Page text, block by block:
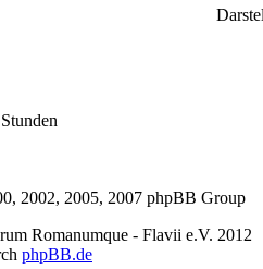
2002, 2005, 2007 phpBB Group
Romanumque - Flavii e.V. 2012
phpBB.de